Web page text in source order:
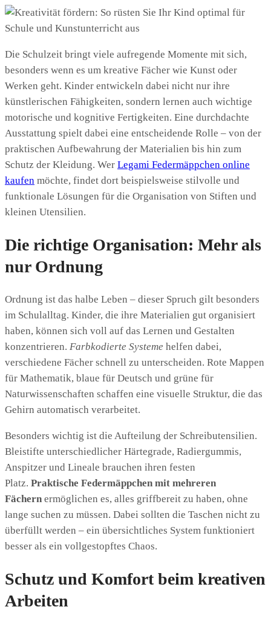
Die Schulzeit bringt viele aufregende Momente mit sich,
besonders wenn es um kreative Fächer wie Kunst oder
Werken geht. Kinder entwickeln dabei nicht nur ihre
künstlerischen Fähigkeiten, sondern lernen auch wichtige
motorische und kognitive Fertigkeiten. Eine durchdachte
Ausstattung spielt dabei eine entscheidende Rolle – von der
praktischen Aufbewahrung der Materialien bis hin zum
Schutz der Kleidung. Wer Legami Federmäppchen online
kaufen möchte, findet dort beispielsweise stilvolle und
funktionale Lösungen für die Organisation von Stiften und
kleinen Utensilien.
Die richtige Organisation: Mehr als
nur Ordnung
Ordnung ist das halbe Leben – dieser Spruch gilt besonders
im Schulalltag. Kinder, die ihre Materialien gut organisiert
haben, können sich voll auf das Lernen und Gestalten
konzentrieren. Farbkodierte Systeme helfen dabei,
verschiedene Fächer schnell zu unterscheiden. Rote Mappen
für Mathematik, blaue für Deutsch und grüne für
Naturwissenschaften schaffen eine visuelle Struktur, die das
Gehirn automatisch verarbeitet.
Besonders wichtig ist die Aufteilung der Schreibutensilien.
Bleistifte unterschiedlicher Härtegrade, Radiergummis,
Anspitzer und Lineale brauchen ihren festen
Platz. Praktische Federmäppchen mit mehreren
Fächern ermöglichen es, alles griffbereit zu haben, ohne
lange suchen zu müssen. Dabei sollten die Taschen nicht zu
überfüllt werden – ein übersichtliches System funktioniert
besser als ein vollgestopftes Chaos.
Schutz und Komfort beim kreativen
Arbeiten